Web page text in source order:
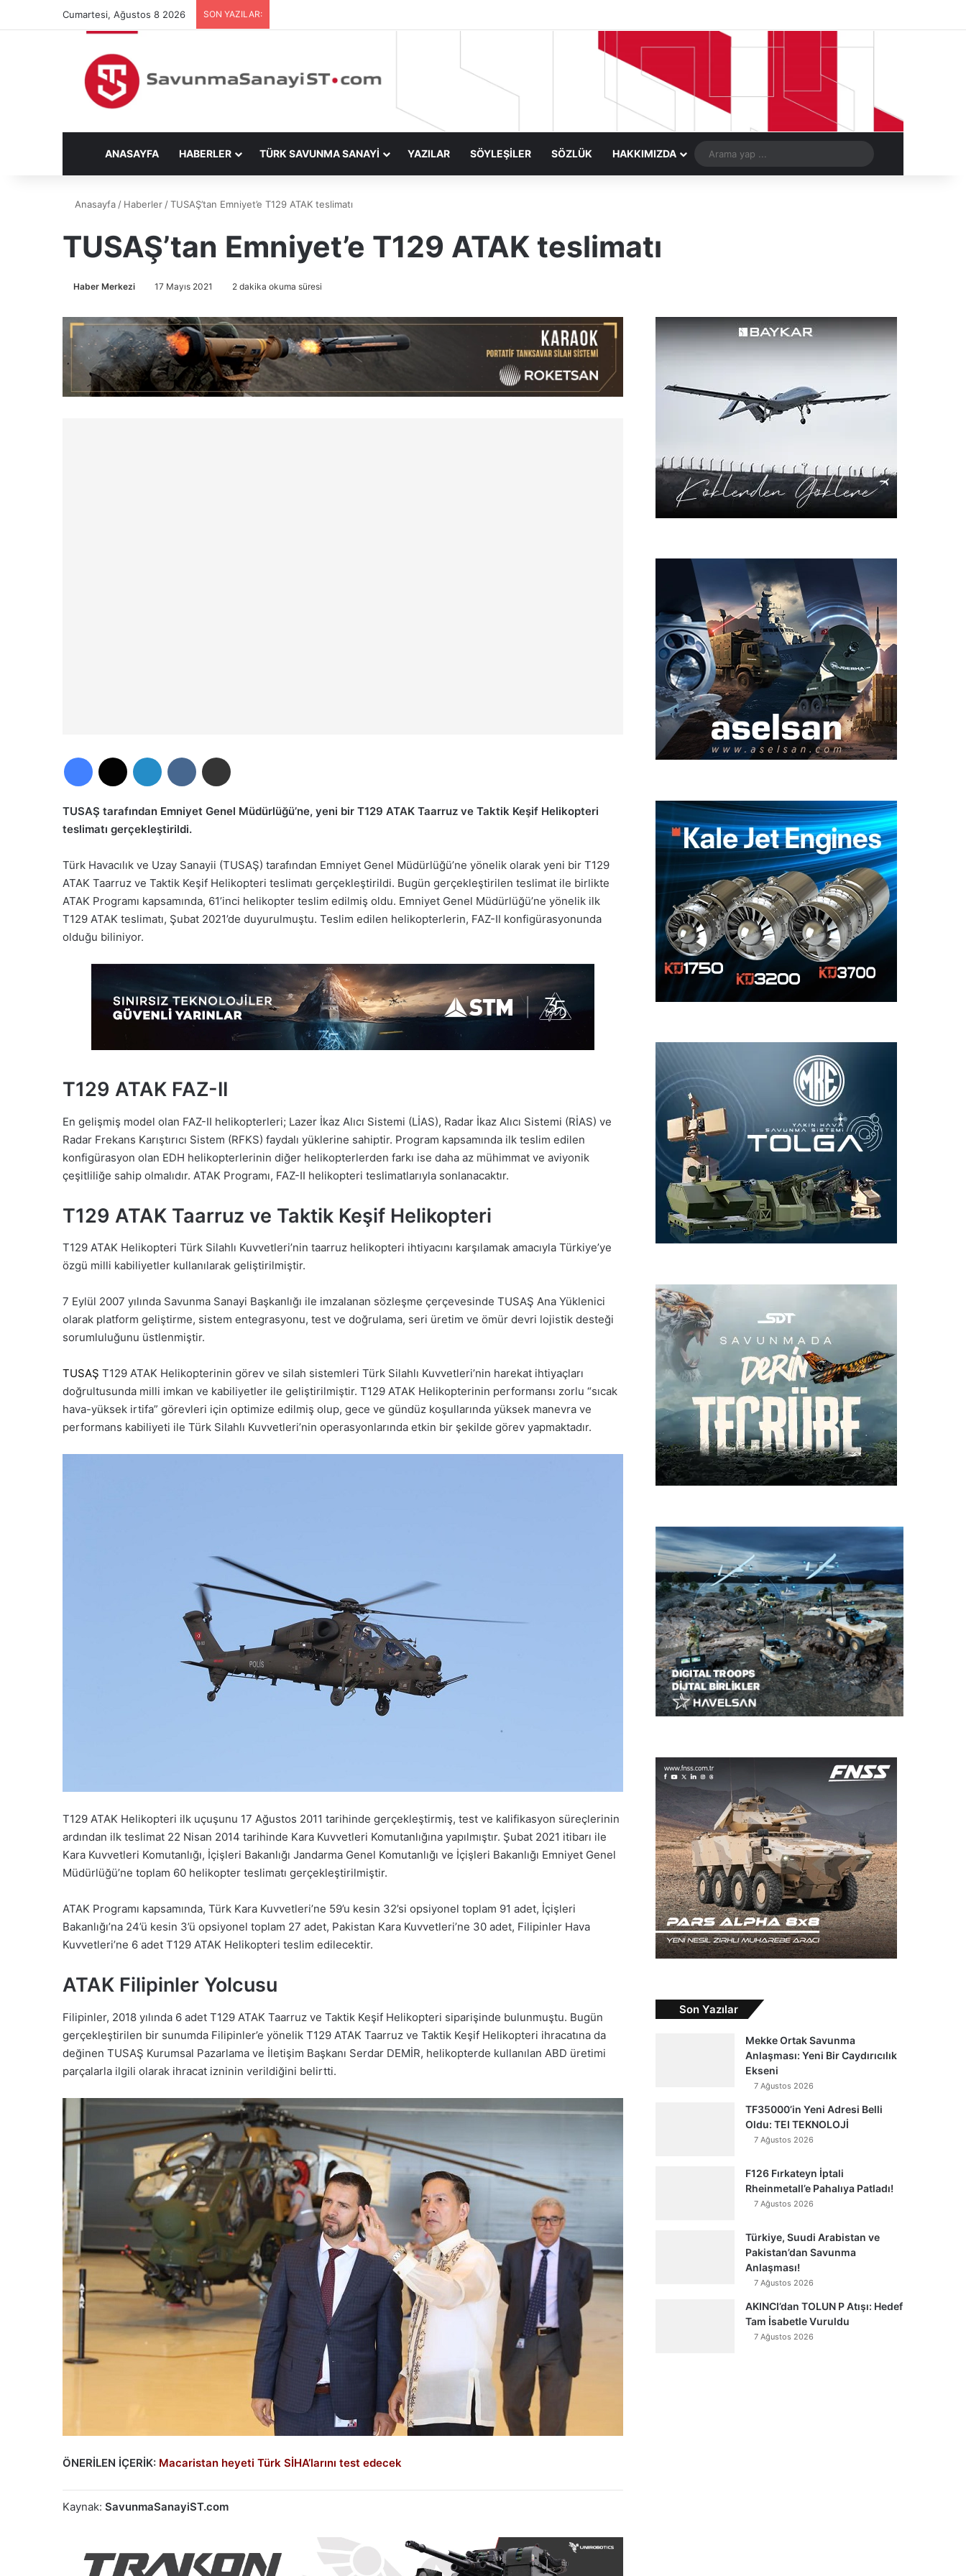
Cumartesi, Ağustos 8 2026 SON YAZILAR:
ANASAYFA HABERLER TÜRK SAVUNMA SANAYİ YAZILAR SÖYLEŞİLER SÖZLÜK HAKKIMIZDA
yap
Anasayfa/ Haberler/TUSAŞ’tan Emniyet’e T129 ATAK teslimatı
TUSAŞ’tan Emniyet’e T129 ATAK teslimatı
Haber Merkezi 17 Mayıs 2021 2 dakika okuma süresi
TUSAŞ tarafından Emniyet Genel Müdürlüğü’ne, yeni bir T129 ATAK Taarruz ve Taktik Keşif Helikopteri
teslimatı gerçekleştirildi.
Türk Havacılık ve Uzay Sanayii (TUSAŞ) tarafından Emniyet Genel Müdürlüğü’ne yönelik olarak yeni bir T129
ATAK Taarruz ve Taktik Keşif Helikopteri teslimatı gerçekleştirildi. Bugün gerçekleştirilen teslimat ile birlikte
ATAK Programı kapsamında, 61’inci helikopter teslim edilmiş oldu. Emniyet Genel Müdürlüğü’ne yönelik ilk
T129 ATAK teslimatı, Şubat 2021’de duyurulmuştu. Teslim edilen helikopterlerin, FAZ-II konfigürasyonunda
olduğu biliniyor.
T129 ATAK FAZ-II
En gelişmiş model olan FAZ-II helikopterleri; Lazer İkaz Alıcı Sistemi (LİAS), Radar İkaz Alıcı Sistemi (RİAS) ve
Radar Frekans Karıştırıcı Sistem (RFKS) faydalı yüklerine sahiptir. Program kapsamında ilk teslim edilen
konfigürasyon olan EDH helikopterlerinin diğer helikopterlerden farkı ise daha az mühimmat ve aviyonik
çeşitliliğe sahip olmalıdır. ATAK Programı, FAZ-II helikopteri teslimatlarıyla sonlanacaktır.
T129 ATAK Taarruz ve Taktik Keşif Helikopteri
T129 ATAK Helikopteri Türk Silahlı Kuvvetleri’nin taarruz helikopteri ihtiyacını karşılamak amacıyla Türkiye’ye
özgü milli kabiliyetler kullanılarak geliştirilmiştir.
7 Eylül 2007 yılında Savunma Sanayi Başkanlığı ile imzalanan sözleşme çerçevesinde TUSAŞ Ana Yüklenici
olarak platform geliştirme, sistem entegrasyonu, test ve doğrulama, seri üretim ve ömür devri lojistik desteği
sorumluluğunu üstlenmiştir.
TUSAŞ T129 ATAK Helikopterinin görev ve silah sistemleri Türk Silahlı Kuvvetleri’nin harekat ihtiyaçları
doğrultusunda milli imkan ve kabiliyetler ile geliştirilmiştir. T129 ATAK Helikopterinin performansı zorlu “sıcak
hava-yüksek irtifa” görevleri için optimize edilmiş olup, gece ve gündüz koşullarında yüksek manevra ve
performans kabiliyeti ile Türk Silahlı Kuvvetleri’nin operasyonlarında etkin bir şekilde görev yapmaktadır.
T129 ATAK Helikopteri ilk uçuşunu 17 Ağustos 2011 tarihinde gerçekleştirmiş, test ve kalifikasyon süreçlerinin
ardından ilk teslimat 22 Nisan 2014 tarihinde Kara Kuvvetleri Komutanlığına yapılmıştır. Şubat 2021 itibarı ile
Kara Kuvvetleri Komutanlığı, İçişleri Bakanlığı Jandarma Genel Komutanlığı ve İçişleri Bakanlığı Emniyet Genel
Müdürlüğü’ne toplam 60 helikopter teslimatı gerçekleştirilmiştir.
ATAK Programı kapsamında, Türk Kara Kuvvetleri’ne 59’u kesin 32’si opsiyonel toplam 91 adet, İçişleri
Bakanlığı’na 24’ü kesin 3’ü opsiyonel toplam 27 adet, Pakistan Kara Kuvvetleri’ne 30 adet, Filipinler Hava
Kuvvetleri’ne 6 adet T129 ATAK Helikopteri teslim edilecektir.
ATAK Filipinler Yolcusu
Filipinler, 2018 yılında 6 adet T129 ATAK Taarruz ve Taktik Keşif Helikopteri siparişinde bulunmuştu. Bugün
gerçekleştirilen bir sunumda Filipinler’e yönelik T129 ATAK Taarruz ve Taktik Keşif Helikopteri ihracatına da
değinen TUSAŞ Kurumsal Pazarlama ve İletişim Başkanı Serdar DEMİR, helikopterde kullanılan ABD üretimi
parçalarla ilgili olarak ihracat izninin verildiğini belirtti.
ÖNERİLEN İÇERİK: Macaristan heyeti Türk SİHA’larını test edecek
Kaynak: SavunmaSanayiST.com
Son Yazılar
Mekke Ortak Savunma
Anlaşması: Yeni Bir Caydırıcılık
Ekseni
7 Ağustos 2026
TF35000’in Yeni Adresi Belli
Oldu: TEI TEKNOLOJİ
7 Ağustos 2026
F126 Fırkateyn İptali
Rheinmetall’e Pahalıya Patladı!
7 Ağustos 2026
Türkiye, Suudi Arabistan ve
Pakistan’dan Savunma
Anlaşması!
7 Ağustos 2026
AKINCI’dan TOLUN P Atışı: Hedef
Tam İsabetle Vuruldu
7 Ağustos 2026